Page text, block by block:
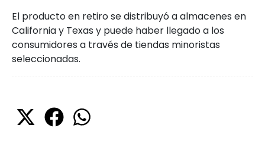
El producto en retiro se distribuyó a almacenes en
California y Texas y puede haber llegado a los
consumidores a través de tiendas minoristas
seleccionadas.